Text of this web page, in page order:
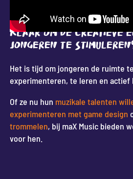
Klaar om de creatieve
jongeren te
Het is tijd om jongeren de ruimte
experimenteren, te leren en actief
Of ze nu hun muzikale talenten
experimenteren met game design
trommelen, bij maX Music bieden
voor hen.